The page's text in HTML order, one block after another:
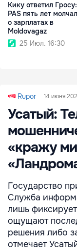
Кику ответил Гросу:
PAS пять лет
о зарплатах в
Moldovagaz
25 Июл. 16:30
Rupor 14 июня
Усатый:
«кражу
Государство
Служба
лишь
ощущают
решения либо
отмечает